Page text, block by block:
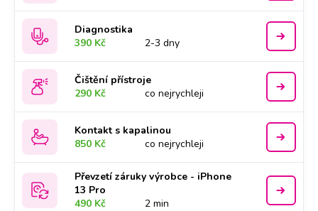
Diagnostika
390 Kč
2-3 dny
Čištění přístroje
290 Kč
co nejrychleji
Kontakt s kapalinou
850 Kč
co nejrychleji
Převzetí záruky výrobce - iPhone
13 Pro
490 Kč
2 min